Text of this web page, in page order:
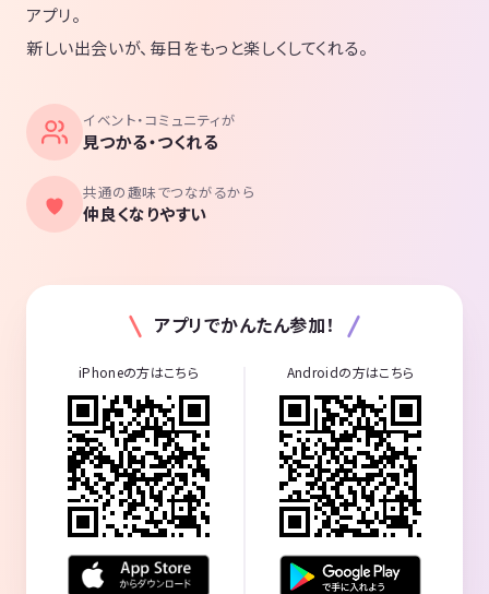
アプリ。
新しい出会いが、毎日をもっと楽しくしてくれる。
イベント・コミュニティが
見つかる・つくれる
共通の趣味でつながるから
仲良くなりやすい
アプリでかんたん参加！
iPhoneの方はこちら Androidの方はこちら